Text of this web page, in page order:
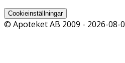
Cookieinställningar
© Apoteket AB 2009 - 2026-08-